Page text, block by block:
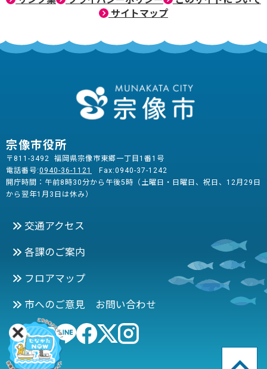
サイトマップ
宗像市役所
〒811-3492 福岡県宗像市東郷一丁目1番1号
電話番号:0940-36-1121
Fax:0940-37-1242
開庁時間：午前8時30分から午後5時（土曜日・日曜日、祝日、12月29日
から翌年1月3日は休み）
交通アクセス
各課のご案内
フロアマップ
市へのご意見 お問い合わせ